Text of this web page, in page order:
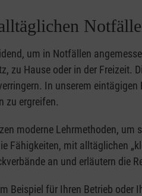
um in Notfällen
zu Hause oder in der Freizeit.
In unserem eintägigen
zu ergreifen.
moderne Lehrmethoden,
Fähigkeiten, mit alltäglichen
an und erläutern die
Beispiel für Ihren Betrieb oder